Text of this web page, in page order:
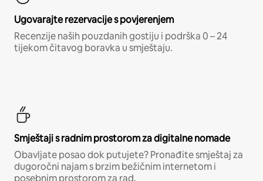
Ugovarajte rezervacije s povjerenjem
Recenzije naših pouzdanih gostiju i podrška 0 – 24
tijekom čitavog boravka u smještaju.
Smještaji s radnim prostorom za digitalne nomade
Obavljate posao dok putujete? Pronađite smještaj za
dugoročni najam s brzim bežičnim internetom i
posebnim prostorom za rad.